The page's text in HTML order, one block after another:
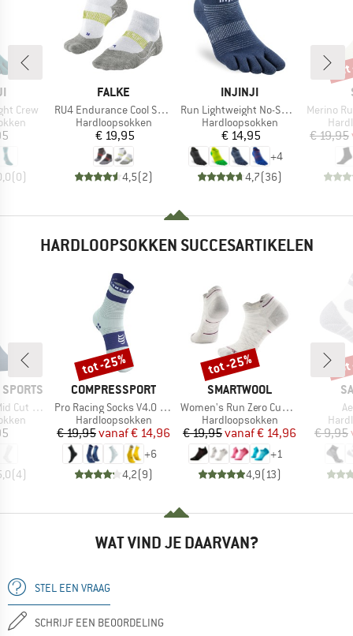
Crew
(0)
MERK
FALKE
Artikel
RU4 Endurance Cool Short
Productgroep
Hardloopsokken
Prijs
€ 19,95
4,5(2)
MERK
INJINJI
Artikel
Run Lightweight No-Show
Productgroep
Hardloopsokken
Prijs
€ 14,95
+4
4,7(36)
Artikel
Merino
€ 19,95
HARDLOOPSOKKEN SUCCESARTIKELEN
Socks
(4)
MERK
COMPRESSPORT
Artikel
Pro Racing Socks V4.0 Run High
Productgroep
Hardloopsokken
Prijs
€ 19,95 Verlaagde prijs
vanaf€ 14,96
+6
4,2(9)
Korting
tot -25%
MERK
SMARTWOOL
Artikel
Women's Run Zero Cushion Low Ankle
Productgroep
Hardloopsokken
Prijs
€ 19,95 Verlaagde prijs
vanaf€ 14,96
+1
4,9(13)
Korting
tot -25%
€ 9,95
WAT VIND JE DAARVAN?
STEL EEN VRAAG
SCHRIJF EEN BEOORDELING